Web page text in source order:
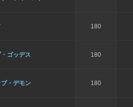
180
ゴッデス 180
・デモン 180